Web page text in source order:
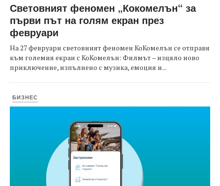
Световният феномен „Кокомелън“ за
първи път на голям екран през
февруари
На 27 февруари световният феномен КоКомелън се отправя
към големия екран с КоКомелън: Филмът – изцяло ново
приключение, изпълнено с музика, емоция и...
БИЗНЕС